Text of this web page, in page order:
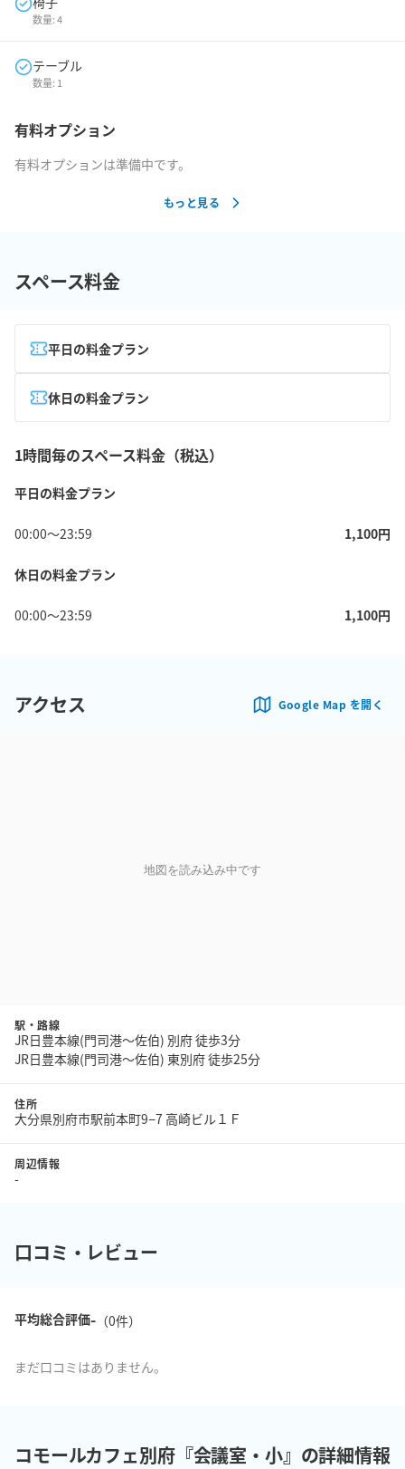
数量:4
テーブル
数量: 1
有料オプション
有料オプションは準備中です。
もっと見る
スペース料金
平日の料金プラン
休日の料金プラン
1時間毎のスペース料金（税込）
平日の料金プラン
00:00〜23:59 1,100円
休日の料金プラン
00:00〜23:59 1,100円
アクセス Google Map を開く
地図を読み込み中です
駅・路線
JR日豊本線(門司港～佐伯) 別府 徒歩3分
JR日豊本線(門司港～佐伯) 東別府 徒歩25分
住所
大分県別府市駅前本町9−7 高崎ビル１Ｆ
周辺情報
-
口コミ・レビュー
平均総合評価-（0件）
まだ口コミはありません。
コモールカフェ別府『会議室・小』の詳細情報